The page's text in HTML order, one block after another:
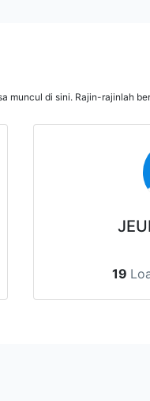
muncul di sini. Rajin-rajinlah
19